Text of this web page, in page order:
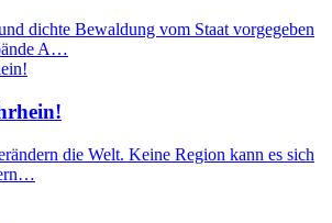
dichte Bewaldung vom Staat vorgegeben
A…
die Welt. Keine Region kann es sich